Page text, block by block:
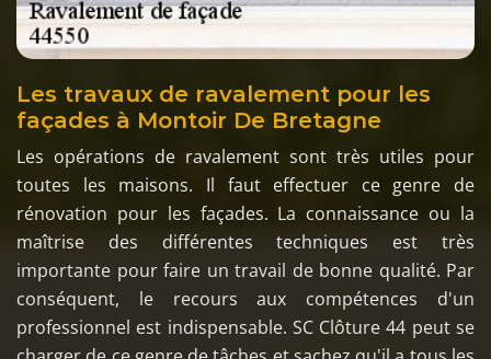
Les travaux de ravalement pour les
façades à Montoir De Bretagne
Les opérations de ravalement sont très utiles pour
toutes les maisons. Il faut effectuer ce genre de
rénovation pour les façades. La connaissance ou la
maîtrise des différentes techniques est très
importante pour faire un travail de bonne qualité. Par
conséquent, le recours aux compétences d'un
professionnel est indispensable. SC Clôture 44 peut se